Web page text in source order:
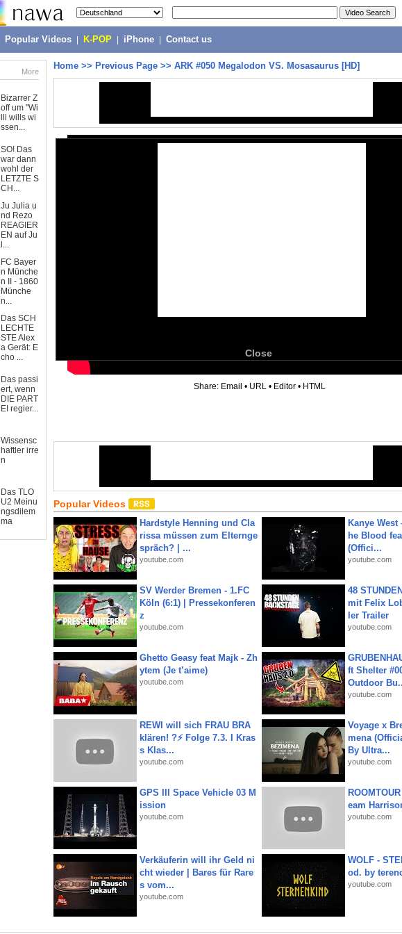
Popular Videos K-POP iPhone Contact us
More
Bizarrer Z
off um "Wi
lli wills wi
ssen...
SO! Das
war dann
wohl der
LETZTE S
CH...
Ju Julia u
nd Rezo
REAGIER
EN auf Ju
l...
FC Bayer
n Münche
n II - 1860
Münche
n...
Das SCH
LECHTE
STE Alex
a Gerät: E
cho ...
Das passi
ert, wenn
DIE PART
EI regier...
Wissensc
haftler irre
n
Das TLO
U2 Meinu
ngsdilem
ma
Home >> Previous Page >> ARK #050 Megalodon VS. Mosasaurus [HD]
Close
Share: Email • URL • Editor • HTML
Popular Videos
Hardstyle Henning und Cla
rissa müssen zum Elternge
spräch? | ...
youtube.com
Kanye West
he Blood
(Offici...
youtube.com
SV Werder Bremen - 1.FC
Köln (6:1) | Pressekonferen
z
youtube.com
48
mit Felix
ler Trailer
youtube.com
Ghetto Geasy feat Majk - Zh
ytem (Je t’aime)
youtube.com
ft Shelter
Outdoor
youtube.com
REWI will sich FRAU BRA
klären! ?⚡️ Folge 7.3. I Kras
s Klas...
youtube.com
Voyage x
mena
By Ultra...
youtube.com
GPS III Space Vehicle 03 M
ission
youtube.com
eam
youtube.com
Verkäuferin will ihr Geld ni
cht wieder | Bares für Rare
s vom...
youtube.com
WOLF -
od. by
youtube.com